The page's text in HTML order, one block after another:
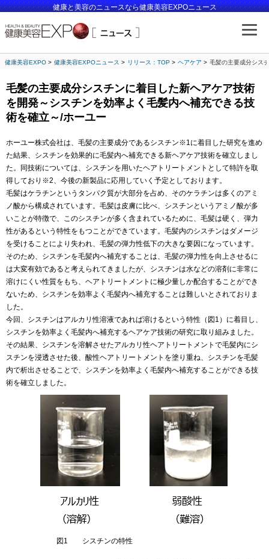
健康と美容のニュースなら健康美容EXPOニュース
健康美容EXPO 健康美容EXPOニュース リリース：TOP ヘアケア 毛髪の主要成分シス
毛髪の主要成分シスチンに着目した新ヘアケア技術
を開発～シスチンを効率よく毛髪内へ補充できる技
術を確立～/ホーユー
ホーユー株式会社は、毛髪の主要成分であるシスチン※1に着目した研究を進め
た結果、シスチンを効果的に毛髪内へ補充できる新ヘアケア技術を確立しまし
た。同技術については、シスチンを用いたヘアトリートメントとして特許を取
得しており※2、今後の新製品に応用していく予定としております。
毛髪はケラチンというタンパク質が大部分を占め、そのケラチンは多くのアミ
ノ酸から構成されています。毛髪は皮膚に比べ、シスチンというアミノ酸が多
いことが特徴で、このシスチンが多く含まれているために、毛髪は硬く、弾力
性があるという特性をもつことができています。毛髪内のシスチンはダメージ
を受けることにより失われ、毛髪の弾力性低下の大きな要因になっています。
そのため、シスチンを毛髪内へ補充することは、毛髪の弾力性を向上させるに
は大変有効であると考えられてきましたが、シスチンは水などの溶剤に非常に
溶けにくい性質をもち、ヘアトリートメントに極少量しか配合することができ
ないため、シスチンを効率よく毛髪内へ補充することは難しいとされておりま
した。
今回、シスチンはアルカリ性溶液であれば溶けるという特性（図1）に着目し、
シスチンを効率よく毛髪内へ補充するヘアケア技術の研究に取り組みました。
その結果、シスチンを溶解させたアルカリ性ヘアトリートメントで毛髪内にシ
スチンを浸透させた後、酸性ヘアトリートメントを塗り重ね、シスチンを毛髪
内で析出させることで、シスチンを効率よく毛髪内へ補充することができる技
術を確立しました。
図1 シスチンの特性